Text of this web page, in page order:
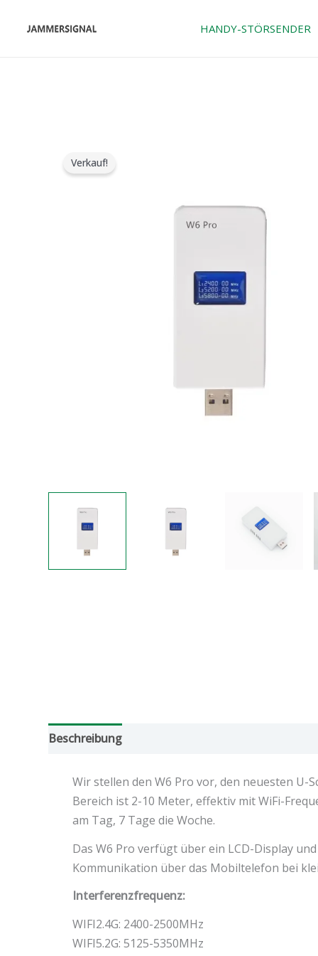
Inhalt
HANDY-STÖRSENDER
Verkauf!
Beschreibung
Wir stellen den W6 Pro vor, den neuesten U-
Bereich ist 2-10 Meter, effektiv mit WiFi-
am Tag, 7 Tage die Woche.
Das W6 Pro verfügt über ein LCD-Display
Kommunikation über das Mobiltelefon bei
Interferenzfrequenz:
WIFI2.4G: 2400-2500MHz
WIFI5.2G: 5125-5350MHz